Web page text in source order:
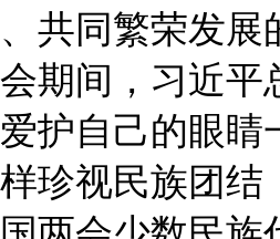
共同繁荣发
期间，习近
护自己的眼
珍视民族团结